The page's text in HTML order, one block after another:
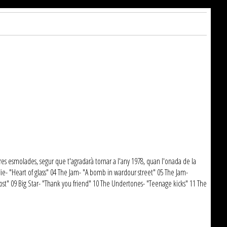
esmolades, segur que t'agradarà tornar a l'any 1978, quan l'onada de la
"Heart of glass" 04 The Jam- "A bomb in wardour street" 05 The Jam-
09 Big Star- "Thank you friend" 10 The Undertones- "Teenage kicks" 11 The